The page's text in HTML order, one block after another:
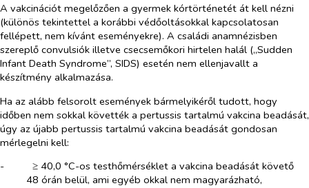
A vakcinációt megelőzően a gyermek kórtörténetét át kell nézni
(különös tekintettel a korábbi védőoltásokkal kapcsolatosan
fellépett, nem kívánt eseményekre). A családi anamnézisben
szereplő convulsiók illetve csecsemőkori hirtelen halál („Sudden
Infant Death Syndrome”, SIDS) esetén nem ellenjavallt a
készítmény alkalmazása.
Ha az alább felsorolt események bármelyikéről tudott, hogy
időben nem sokkal követték a pertussis tartalmú vakcina beadását,
úgy az újabb pertussis tartalmú vakcina beadását gondosan
mérlegelni kell:
-​
≥ 40,0 °C-os testhőmérséklet a vakcina beadását követő
48 órán belül, ami egyéb okkal nem magyarázható,